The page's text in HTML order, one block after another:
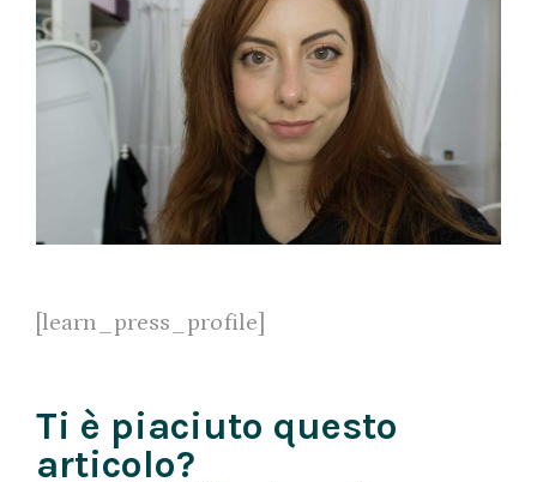
[learn_press_profile]
Ti è piaciuto questo
articolo?